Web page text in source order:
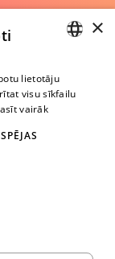
un attēlus. Lietot
RUSSIAN
×
lietotāju
visu sīkfailu
vairāk